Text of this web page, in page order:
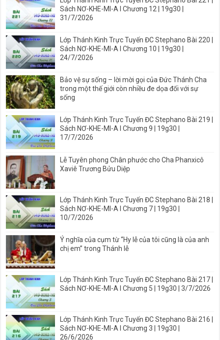
Sách NƠ-KHE-MI-A I Chương 12 | 19g30 |
31/7/2026
Lớp Thánh Kinh Trực Tuyến ĐC Stephano Bài 220 |
Sách NƠ-KHE-MI-A I Chương 10 | 19g30 |
24/7/2026
Bảo vệ sự sống – lời mời gọi của Đức Thánh Cha
trong một thế giới còn nhiều đe dọa đối với sự
sống
Lớp Thánh Kinh Trực Tuyến ĐC Stephano Bài 219 |
Sách NƠ-KHE-MI-A I Chương 9 | 19g30 |
17/7/2026
Lễ Tuyên phong Chân phước cho Cha Phanxicô
Xaviê Trương Bửu Diệp
Lớp Thánh Kinh Trực Tuyến ĐC Stephano Bài 218 |
Sách NƠ-KHE-MI-A I Chương 7 | 19g30 |
10/7/2026
Ý nghĩa của cụm từ “Hy lễ của tôi cũng là của anh
chị em” trong Thánh lễ
Lớp Thánh Kinh Trực Tuyến ĐC Stephano Bài 217 |
Sách NƠ-KHE-MI-A I Chương 5 | 19g30 | 3/7/2026
Lớp Thánh Kinh Trực Tuyến ĐC Stephano Bài 216 |
Sách NƠ-KHE-MI-A I Chương 3 | 19g30 |
26/6/2026